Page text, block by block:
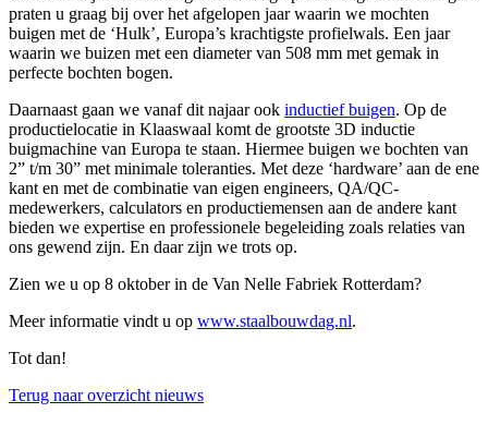
praten u graag bij over het afgelopen jaar waarin we mochten
buigen met de ‘Hulk’, Europa’s krachtigste profielwals. Een jaar
waarin we buizen met een diameter van 508 mm met gemak in
perfecte bochten bogen.
Daarnaast gaan we vanaf dit najaar ook inductief buigen. Op de
productielocatie in Klaaswaal komt de grootste 3D inductie
buigmachine van Europa te staan. Hiermee buigen we bochten van
2” t/m 30” met minimale toleranties. Met deze ‘hardware’ aan de ene
kant en met de combinatie van eigen engineers, QA/QC-
medewerkers, calculators en productiemensen aan de andere kant
bieden we expertise en professionele begeleiding zoals relaties van
ons gewend zijn. En daar zijn we trots op.
Zien we u op 8 oktober in de Van Nelle Fabriek Rotterdam?
Meer informatie vindt u op www.staalbouwdag.nl.
Tot dan!
Terug naar overzicht nieuws